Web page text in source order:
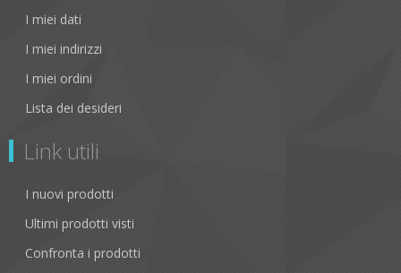
I miei dati
I miei indirizzi
I miei ordini
Lista dei desideri
Link utili
I nuovi prodotti
Ultimi prodotti visti
Confronta i prodotti